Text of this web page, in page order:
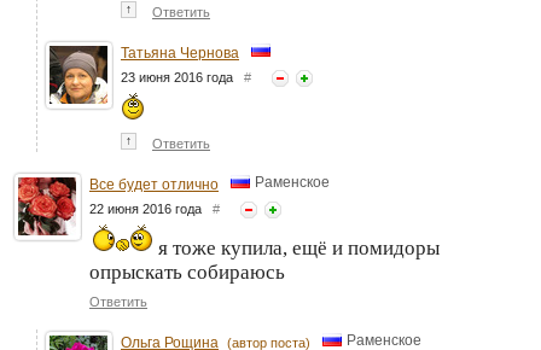
↑ Ответить
Татьяна Чернова
23 июня 2016 года #
↑ Ответить
Все будет отлично Раменское
22 июня 2016 года #
я тоже купила, ещё и помидоры
опрыскать собираюсь
Ответить
Ольга Рощина (автор поста) Раменское